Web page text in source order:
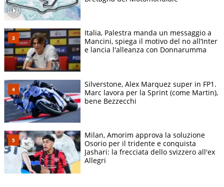
Italia, Palestra manda un messaggio a
Mancini, spiega il motivo del no all’Inter
e lancia l'alleanza con Donnarumma
Silverstone, Alex Marquez super in FP1.
Marc lavora per la Sprint (come Martin),
bene Bezzecchi
Milan, Amorim approva la soluzione
Osorio per il tridente e conquista
Jashari: la frecciata dello svizzero all'ex
Allegri